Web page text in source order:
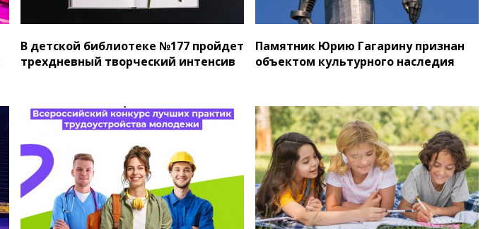
В детской библиотеке №177 пройдет
трехдневный творческий интенсив
Памятник Юрию Гагарину признан
объектом культурного наследия